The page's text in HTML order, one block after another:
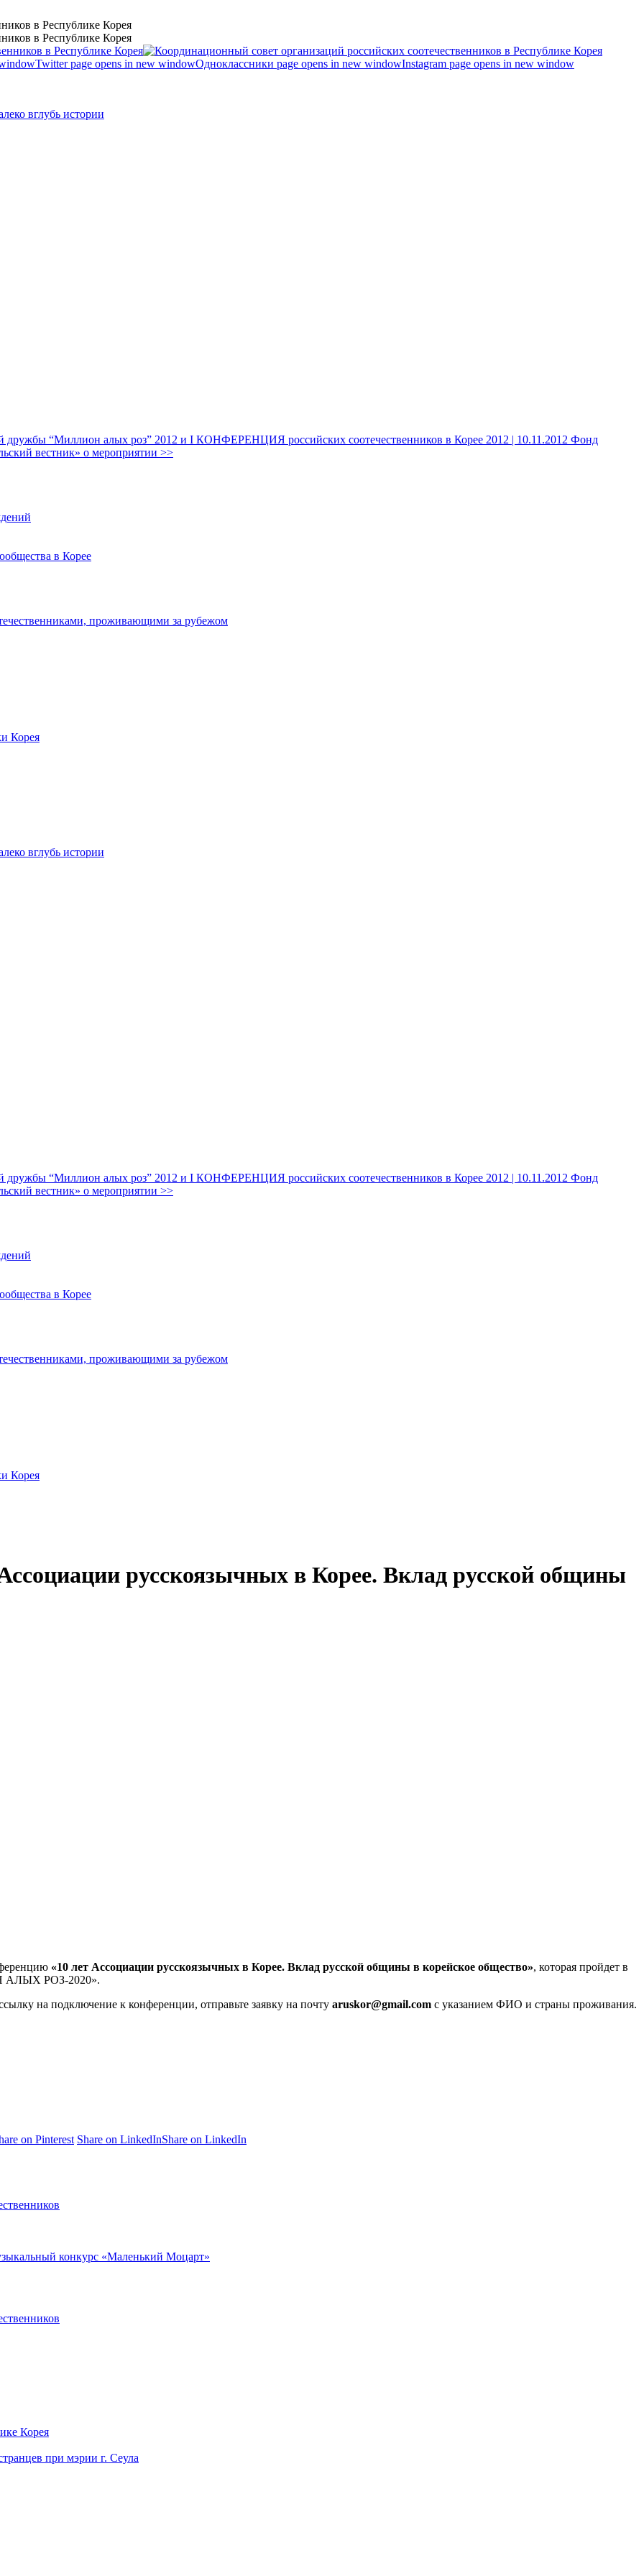
в Республике Корея
в Республике Корея
Twitter page opens in new windowОдноклассники page opens in new windowInstagram page opens in new window
вглубь истории
“Миллион алых роз” 2012 и I КОНФЕРЕНЦИЯ российских соотечественников в Корее 2012 | 10.11.2012 Фонд
вестник» о мероприятии >>
в Корее
проживающими за рубежом
Корея
вглубь истории
“Миллион алых роз” 2012 и I КОНФЕРЕНЦИЯ российских соотечественников в Корее 2012 | 10.11.2012 Фонд
вестник» о мероприятии >>
в Корее
проживающими за рубежом
Корея
русскоязычных в Корее. Вклад русской общины
«10 лет Ассоциации русскоязычных в Корее. Вклад русской общины в корейское общество», которая пройдет в
АЛЫХ РОЗ-2020».
на подключение к конференции, отправьте заявку на почту aruskor@gmail.com с указанием ФИО и страны проживания.
on Pinterest Share on LinkedInShare on LinkedIn
конкурс «Маленький Моцарт»
Корея
при мэрии г. Сеула